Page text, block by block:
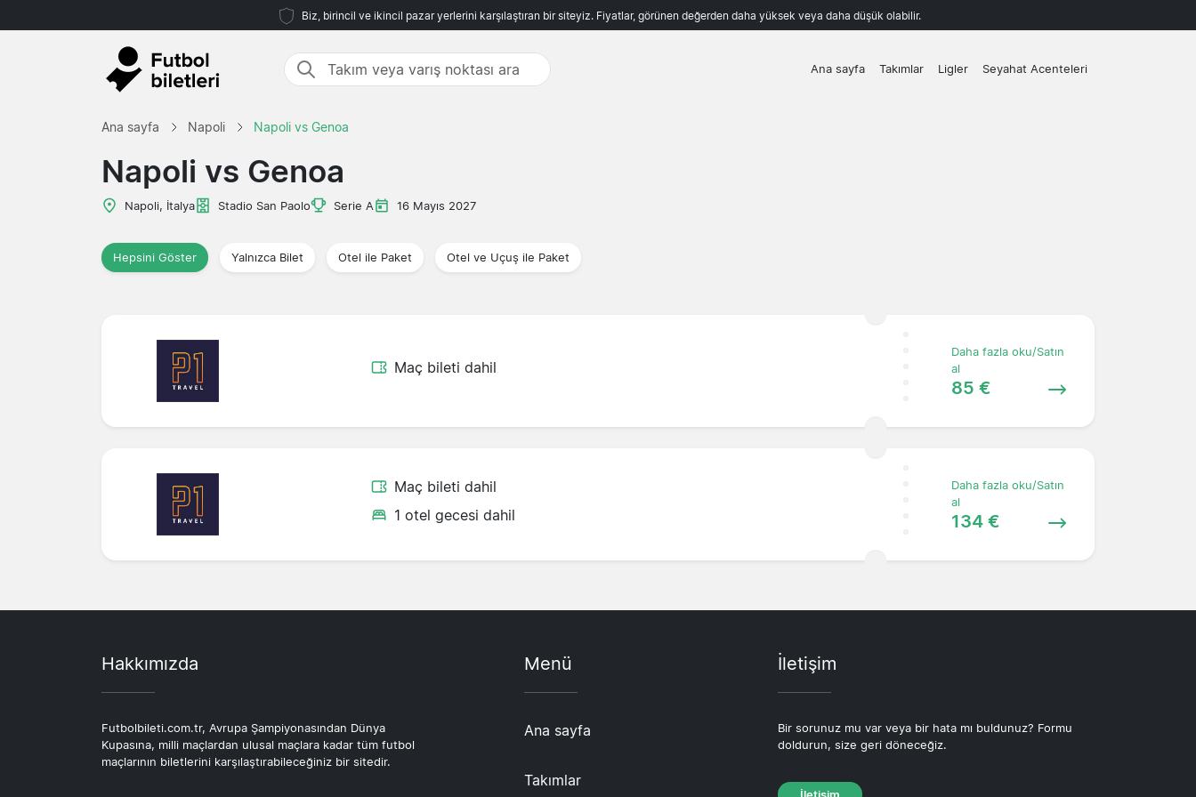
Biz, birincil ve ikincil pazar yerlerini karşılaştıran bir siteyiz. Fiyatlar, görünen değerden daha yüksek veya daha düşük olabilir.
Ana sayfa Takımlar Ligler Seyahat Acenteleri
Ana sayfa Napoli Napoli vs Genoa
Napoli vs Genoa
Napoli, İtalya Stadio San Paolo Serie A 16 Mayıs 2027
Hepsini Göster Yalnızca Bilet Otel ile Paket Otel ve Uçuş ile Paket
Maç bileti dahil
Daha fazla oku/Satın
al
85 €
Maç bileti dahil
1 otel gecesi dahil
Daha fazla oku/Satın
al
134 €
Hakkımızda
Futbolbileti.com.tr, Avrupa Şampiyonasından Dünya
Kupasına, milli maçlardan ulusal maçlara kadar tüm futbol
maçlarının biletlerini karşılaştırabileceğiniz bir sitedir.
Menü
Ana sayfa
Takımlar
İletişim
Bir sorunuz mu var veya bir hata mı buldunuz? Formu
doldurun, size geri döneceğiz.